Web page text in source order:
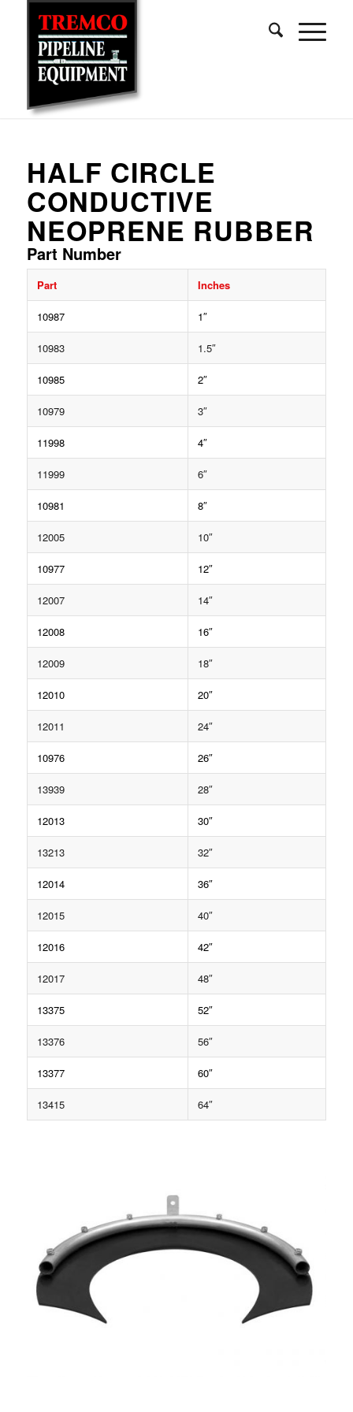
HALF CIRCLE
CONDUCTIVE
NEOPRENE RUBBER
Part Number
Part Inches
10987 1″
10983 1.5″
10985 2″
10979 3″
11998 4″
11999 6″
10981 8″
12005 10″
10977 12″
12007 14″
12008 16″
12009 18″
12010 20″
12011 24″
10976 26″
13939 28″
12013 30″
13213 32″
12014 36″
12015 40″
12016 42″
12017 48″
13375 52″
13376 56″
13377 60″
13415 64″